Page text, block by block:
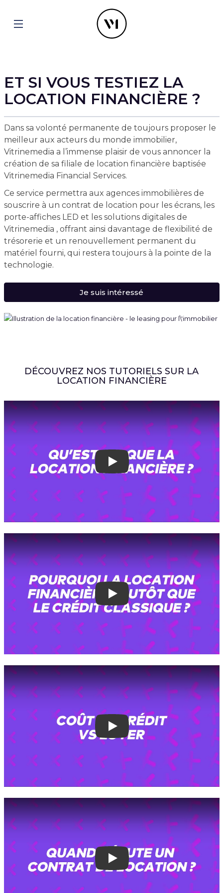
ET SI VOUS TESTIEZ LA
LOCATION FINANCIÈRE ?
Dans sa volonté permanente de toujours proposer le
meilleur aux acteurs du monde immobilier,
Vitrinemedia a l’immense plaisir de vous annoncer la
création de sa filiale de location financière baptisée
Vitrinemedia Financial Services.
Ce service permettra aux agences immobilières de
souscrire à un contrat de location pour les écrans, les
porte-affiches LED et les solutions digitales de
Vitrinemedia , offrant ainsi davantage de flexibilité de
trésorerie et un renouvellement permanent du
matériel fourni, qui restera toujours à la pointe de la
technologie.
Je suis intéressé
DÉCOUVREZ NOS TUTORIELS SUR LA
LOCATION FINANCIÈRE
Play
Play
Play
Play